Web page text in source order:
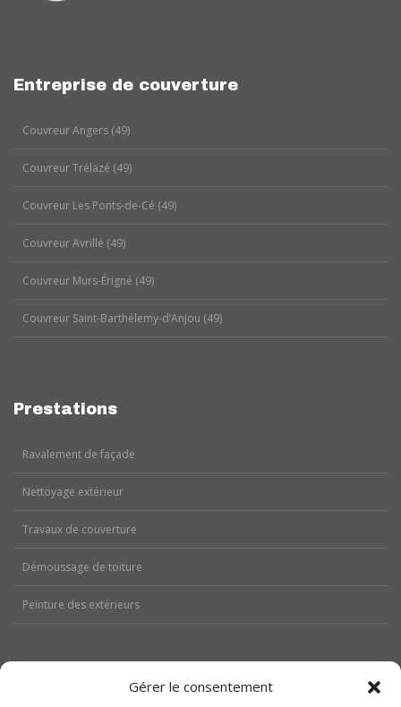
Gérer le consentement
Entreprise de couverture
Couvreur Angers (49)
Couvreur Trélazé (49)
Couvreur Les Ponts-de-Cé (49)
Couvreur Avrillé (49)
Couvreur Murs-Érigné (49)
Couvreur Saint-Barthélemy-d’Anjou (49)
Prestations
Ravalement de façade
Nettoyage extérieur
Travaux de couverture
Démoussage de toiture
Peinture des extérieurs